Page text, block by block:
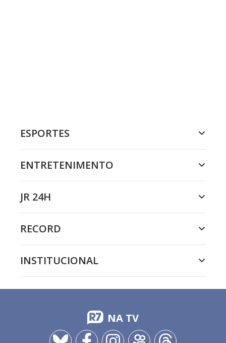
ESPORTES
ENTRETENIMENTO
JR 24H
RECORD
INSTITUCIONAL
NA TV